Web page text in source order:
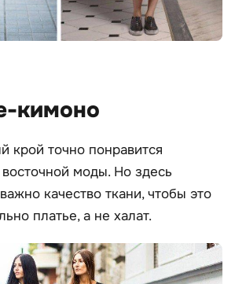
кимоно
крой точно понравится
моды. Но здесь
качество ткани, чтобы это
платье, а не халат.